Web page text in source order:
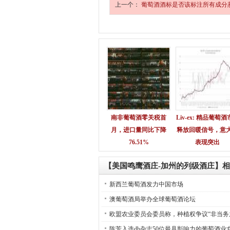
上一个： 葡萄酒酒标是否该标注所有成分
南非葡萄酒零关税首
月，进口量同比下降
76.51%
Liv-ex: 精品葡萄酒
释放回暖信号，意
表现突出
【美国鸣鹰酒庄-加州的列级酒庄】
新西兰葡萄酒发力中国市场
澳葡萄酒局举办全球葡萄酒论坛
欧盟农业委员会委员称，种植权争议“非当务